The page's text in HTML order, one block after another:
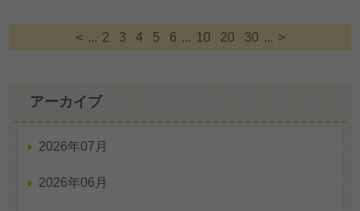
< ... 2 3 4 5 6 ... 10 20 30 ... >
アーカイブ
2026年07月
2026年06月